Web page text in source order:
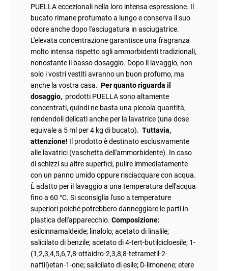
PUELLA eccezionali nella loro intensa espressione. Il
bucato rimane profumato a lungo e conserva il suo
odore anche dopo l'asciugatura in asciugatrice.
L'elevata concentrazione garantisce una fragranza
molto intensa rispetto agli ammorbidenti tradizionali,
nonostante il basso dosaggio. Dopo il lavaggio, non
solo i vostri vestiti avranno un buon profumo, ma
anche la vostra casa. Per quanto riguarda il
dosaggio, prodotti PUELLA sono altamente
concentrati, quindi ne basta una piccola quantità,
rendendoli delicati anche per la lavatrice (una dose
equivale a 5 ml per 4 kg di bucato). Tuttavia,
attenzione! Il prodotto è destinato esclusivamente
alle lavatrici (vaschetta dell'ammorbidente). In caso
di schizzi su altre superfici, pulire immediatamente
con un panno umido oppure risciacquare con acqua.
È adatto per il lavaggio a una temperatura dell'acqua
fino a 60 °C. Si sconsiglia l'uso a temperature
superiori poiché potrebbero danneggiare le parti in
plastica dell'apparecchio. Composizione:
esilcinnamaldeide; linalolo; acetato di linalile;
salicilato di benzile; acetato di 4-tert-butilcicloesile; 1-
(1,2,3,4,5,6,7,8-ottaidro-2,3,8,8-tetrametil-2-
naftil)etan-1-one; salicilato di esile; D-limonene; etere